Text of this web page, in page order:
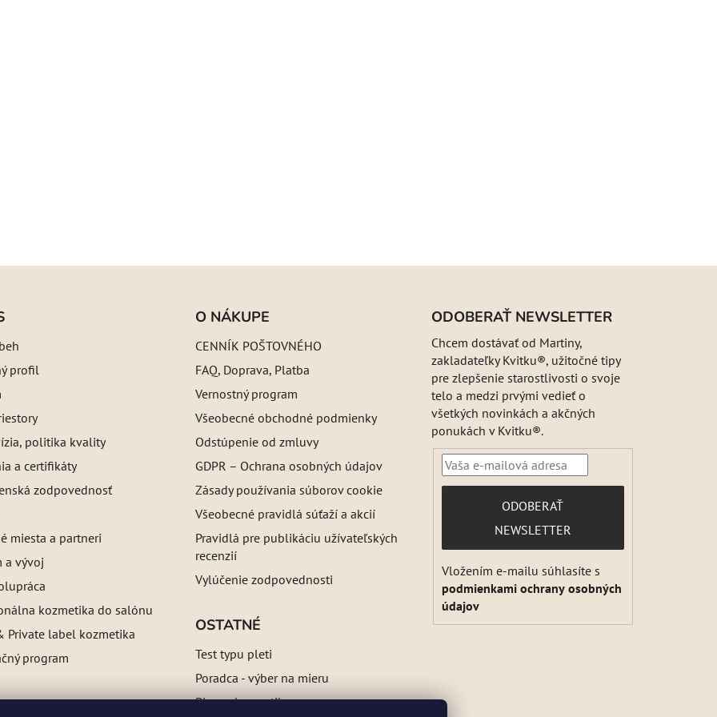
profil
politika kvality
a certifikáty
zodpovednosť
miesta a partneri
a vývoj
kozmetika do salónu
Private label kozmetika
program
O NÁKUPE
CENNÍK POŠTOVNÉHO
FAQ, Doprava, Platba
Vernostný program
Všeobecné obchodné podmienky
Odstúpenie od zmluvy
GDPR – Ochrana osobných údajov
Zásady používania súborov cookie
Všeobecné pravidlá súťaží a akcií
Pravidlá pre publikáciu užívateľských
recenzií
Vylúčenie zodpovednosti
OSTATNÉ
Test typu pleti
Poradca - výber na mieru
Blog o kozmetike
ODOBERAŤ NEWSLETTER
Chcem dostávať od Martiny,
zakladateľky Kvitku®, užitočné tipy
pre zlepšenie starostlivosti o svoje
telo a medzi prvými vedieť o
všetkých novinkách a akčných
ponukách v Kvitku®.
PRIHLÁSIŤ
SA
ODOBERAŤ
NEWSLETTER
Vložením e-mailu súhlasíte s
podmienkami ochrany osobných
údajov